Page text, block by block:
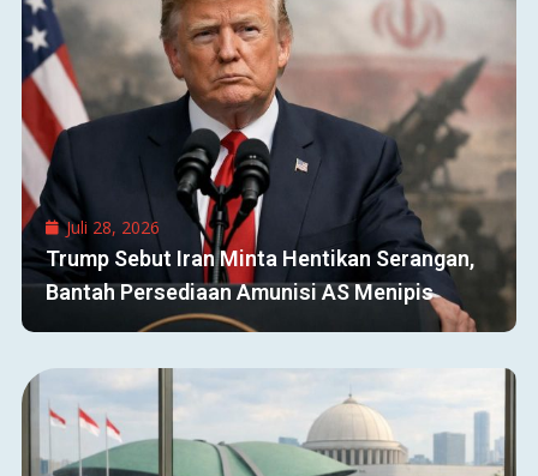
Juli 28, 2026
Trump Sebut Iran Minta Hentikan Serangan,
Bantah Persediaan Amunisi AS Menipis